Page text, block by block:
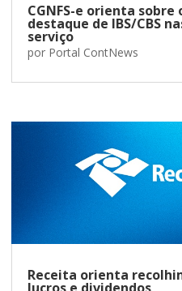
CGNFS-e orienta sobre
destaque de IBS/CBS
serviço
por Portal ContNews
Receita orienta